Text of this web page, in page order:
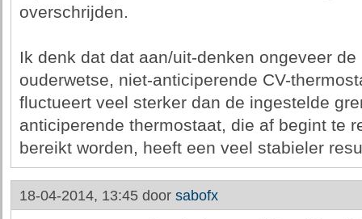
overschrijden.
Ik denk dat dat aan/uit-denken ongeveer
ouderwetse, niet-anticiperende CV-
fluctueert veel sterker dan de ingestelde
anticiperende thermostaat, die af begint te
bereikt worden, heeft een veel stabieler
18-04-2014, 13:45 door sabofx